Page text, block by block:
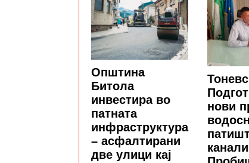
Општина
Битола
инвестира во
патната
инфраструктура
– асфалтирани
две улици кај
нови